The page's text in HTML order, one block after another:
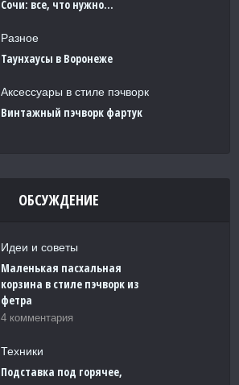
Сочи: все, что нужно...
Разное
Таунхаусы в Воронеже
Аксессуары в стиле пэчворк
Винтажный пэчворк фартук
ОБСУЖДЕНИЕ
Идеи и советы
Маленькая пасхальная
корзина в стиле пэчворк из
фетра
4 комментария
Техники
Подставка под горячее,